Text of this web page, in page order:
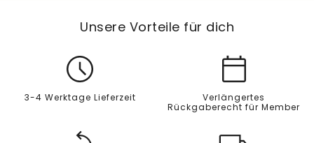
Unsere Vorteile für dich
3-4 Werktage Lieferzeit
Verlängertes
Rückgaberecht für Member